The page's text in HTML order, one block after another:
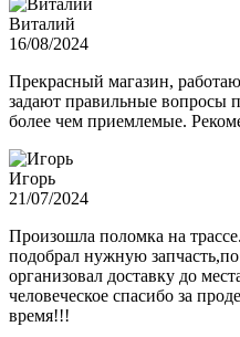
Виталий
16/08/2024
Прекрасный магазин,
задают правильные вопросы
более чем приемлемые.
Игорь
21/07/2024
Произошла поломка на
подобрал нужную
организовал доставку до
человеческое спасибо за
время!!!